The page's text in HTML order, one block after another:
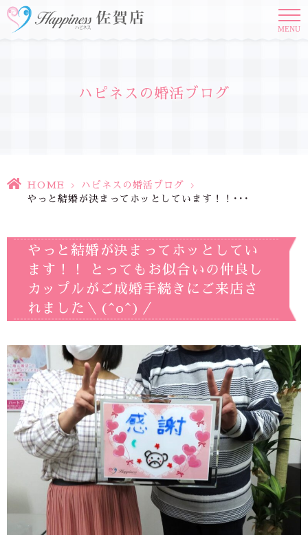
MENU
ハピネスの婚活ブログ
HOME > ハピネスの婚活ブログ
>
やっと結婚が決まってホッとしています！！･･･
やっと結婚が決まってホッとしてい
ます！！ とってもお似合いの仲良し
カップルがご成婚手続きにご来店さ
れました＼(^o^)／